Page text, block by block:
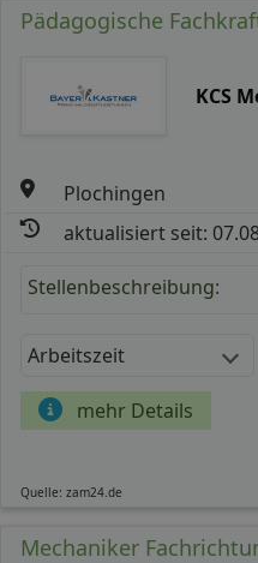
Pädagogische
KCS
Plochingen
aktualisiert seit:
Stellenbeschreibung:
Arbeitszeit
mehr Details
Quelle: zam24.de
Mechaniker